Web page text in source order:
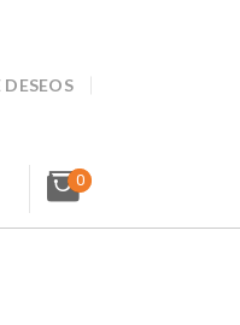
DESEOS
0